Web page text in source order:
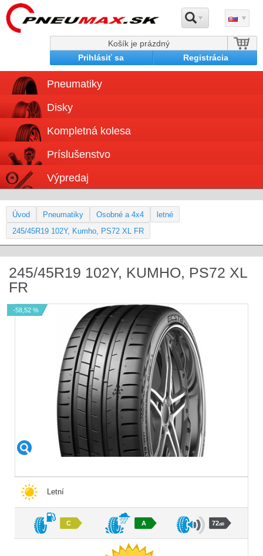
Košík je prázdný
Prihlásiť sa
Registrácia
Pneumatiky
Disky
Kompletná kolesa
Príslušenstvo
Výpredaj
Úvod Pneumatiky Osobné a 4x4
letné
245/45R19 102Y, Kumho, PS72 XL FR
245/45R19 102Y, KUMHO, PS72 XL
FR
-58,52 %
Letní
C A 72dB